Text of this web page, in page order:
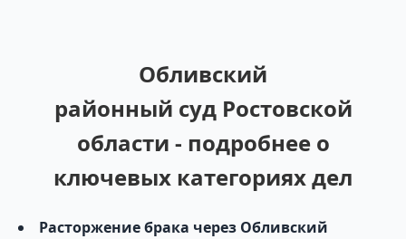
Обливский
районный суд Ростовской
области - подробнее о
ключевых категориях дел
Расторжение брака через Обливский